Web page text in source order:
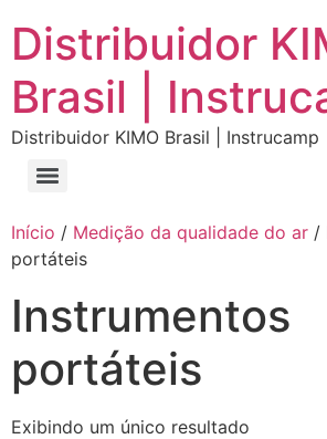
Distribuidor
Brasil |
Distribuidor KIMO Brasil | Instrucamp
Início / Medição da qualidade do ar /
portáteis
Instrumentos
portáteis
Exibindo um único resultado